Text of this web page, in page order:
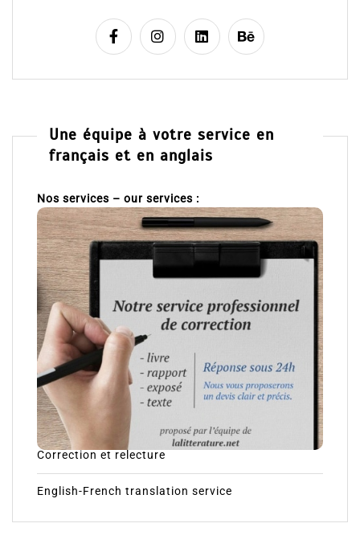
Une équipe à votre service en
français et en anglais
Nos services – our services :
Correction et relecture
English-French translation service